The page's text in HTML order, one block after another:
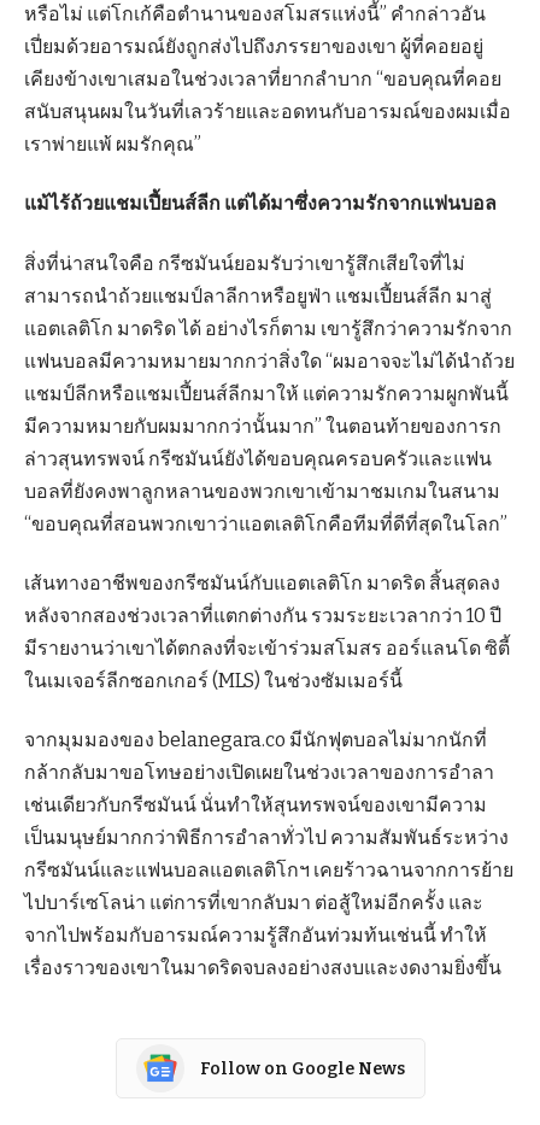
หรือไม่ แต่โกเก้คือตำนานของสโมสรแห่งนี้” คำกล่าวอัน
เปี่ยมด้วยอารมณ์ยังถูกส่งไปถึงภรรยาของเขา ผู้ที่คอยอยู่
เคียงข้างเขาเสมอในช่วงเวลาที่ยากลำบาก “ขอบคุณที่คอย
สนับสนุนผมในวันที่เลวร้ายและอดทนกับอารมณ์ของผมเมื่อ
เราพ่ายแพ้ ผมรักคุณ”
แม้ไร้ถ้วยแชมเปี้ยนส์ลีก แต่ได้มาซึ่งความรักจากแฟนบอล
สิ่งที่น่าสนใจคือ กรีซมันน์ยอมรับว่าเขารู้สึกเสียใจที่ไม่
สามารถนำถ้วยแชมป์ลาลีกาหรือยูฟ่า แชมเปี้ยนส์ลีก มาสู่
แอตเลติโก มาดริด ได้ อย่างไรก็ตาม เขารู้สึกว่าความรักจาก
แฟนบอลมีความหมายมากกว่าสิ่งใด “ผมอาจจะไม่ได้นำถ้วย
แชมป์ลีกหรือแชมเปี้ยนส์ลีกมาให้ แต่ความรักความผูกพันนี้
มีความหมายกับผมมากกว่านั้นมาก” ในตอนท้ายของการก
ล่าวสุนทรพจน์ กรีซมันน์ยังได้ขอบคุณครอบครัวและแฟน
บอลที่ยังคงพาลูกหลานของพวกเขาเข้ามาชมเกมในสนาม
“ขอบคุณที่สอนพวกเขาว่าแอตเลติโกคือทีมที่ดีที่สุดในโลก”
เส้นทางอาชีพของกรีซมันน์กับแอตเลติโก มาดริด สิ้นสุดลง
หลังจากสองช่วงเวลาที่แตกต่างกัน รวมระยะเวลากว่า 10 ปี
มีรายงานว่าเขาได้ตกลงที่จะเข้าร่วมสโมสร ออร์แลนโด ซิตี้
ในเมเจอร์ลีกซอกเกอร์ (MLS) ในช่วงซัมเมอร์นี้
จากมุมมองของ belanegara.co มีนักฟุตบอลไม่มากนักที่
กล้ากลับมาขอโทษอย่างเปิดเผยในช่วงเวลาของการอำลา
เช่นเดียวกับกรีซมันน์ นั่นทำให้สุนทรพจน์ของเขามีความ
เป็นมนุษย์มากกว่าพิธีการอำลาทั่วไป ความสัมพันธ์ระหว่าง
กรีซมันน์และแฟนบอลแอตเลติโกฯ เคยร้าวฉานจากการย้าย
ไปบาร์เซโลน่า แต่การที่เขากลับมา ต่อสู้ใหม่อีกครั้ง และ
จากไปพร้อมกับอารมณ์ความรู้สึกอันท่วมท้นเช่นนี้ ทำให้
เรื่องราวของเขาในมาดริดจบลงอย่างสงบและงดงามยิ่งขึ้น
Follow on Google News